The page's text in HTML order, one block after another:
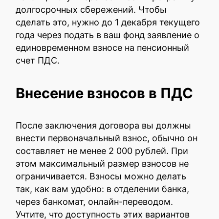
долгосрочных сбережений. Чтобы
сделать это, нужно до 1 декабря текущего
года через подать в ваш фонд заявление о
единовременном взносе на пенсионный
счет ПДС.
Внесение взносов в ПДС
После заключения договора вы должны
внести первоначальный взнос, обычно он
составляет не менее 2 000 рублей. При
этом максимальный размер взносов не
ограничивается. Взносы можно делать
так, как вам удобно: в отделении банка,
через банкомат, онлайн-переводом.
Учтите, что доступность этих вариантов